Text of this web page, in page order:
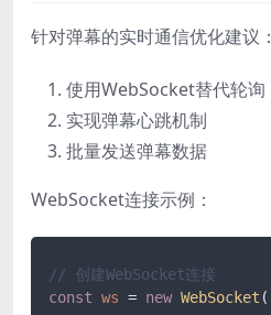
针对弹幕的实时通信优化建议：
使用WebSocket替代轮询
实现弹幕心跳机制
批量发送弹幕数据
WebSocket连接示例：
// 创建WebSocket连接
const ws = new WebSocket (